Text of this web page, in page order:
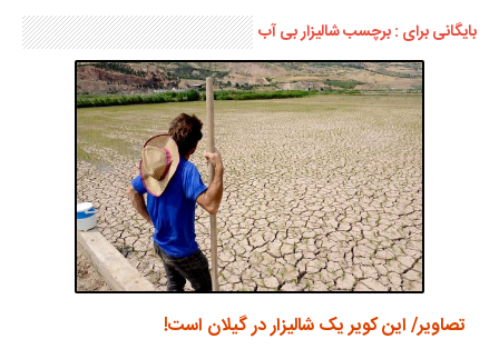
بایگانی برای : برچسب شالیزار بی آب
تصاویر/ این کویر یک شالیزار در گیلان است!